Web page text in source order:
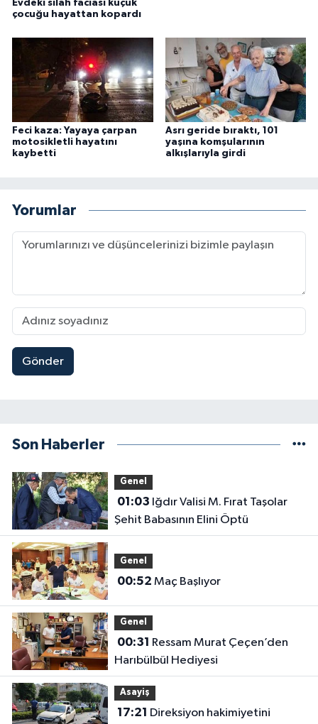
Evdeki silah faciası küçük
çocuğu hayattan kopardı
Feci kaza: Yayaya çarpan
motosikletli hayatını
kaybetti
Asrı geride bıraktı, 101
yaşına komşularının
alkışlarıyla girdi
Yorumlar
Gönder
Son Haberler
Genel
01:03
Şehit Babasının Elini Öptü
Genel
00:52 Maç Başlıyor
Genel
00:31
Harıbülbül Hediyesi
Asayiş
17:21